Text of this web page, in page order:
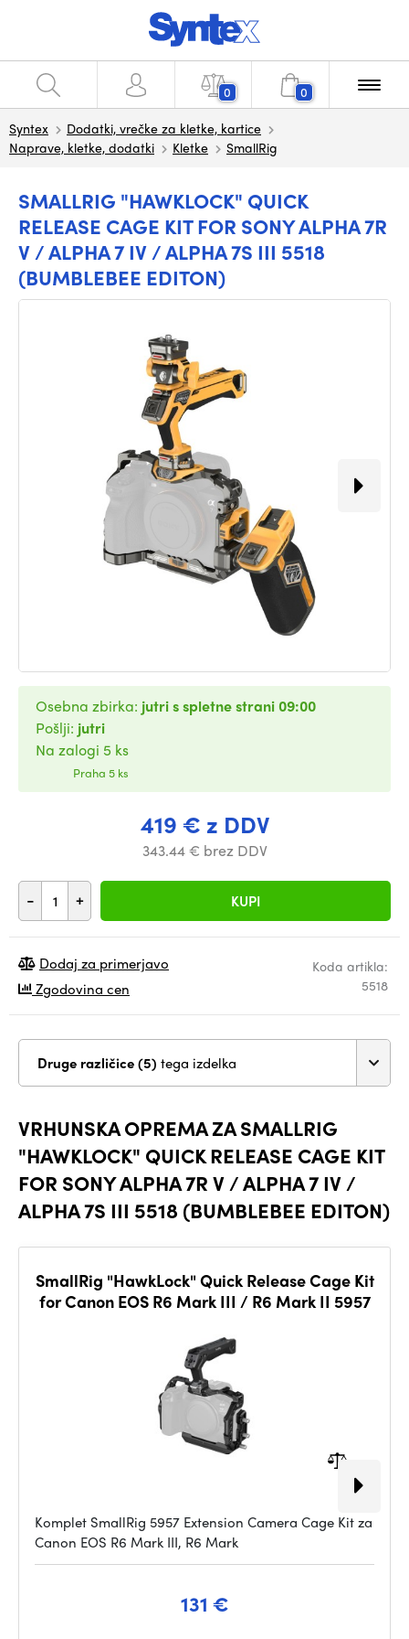
0 0
Syntex
Dodatki, vrečke za kletke, kartice
Naprave, kletke, dodatki
Kletke SmallRig
SMALLRIG "HAWKLOCK" QUICK
RELEASE CAGE KIT FOR SONY ALPHA 7R
V / ALPHA 7 IV / ALPHA 7S III 5518
(BUMBLEBEE EDITON)
419 € z DDV
343.44 € brez DDV
- + KUPI
Osebna zbirka: jutri s spletne strani 09:00
Pošlji: jutri
Na zalogi 5 ks
Praha 5 ks
Koda artikla:
5518
Dodaj za primerjavo
Zgodovina cen
Druge različice (5) tega izdelka
VRHUNSKA OPREMA ZA SMALLRIG
"HAWKLOCK" QUICK RELEASE CAGE KIT
FOR SONY ALPHA 7R V / ALPHA 7 IV /
ALPHA 7S III 5518 (BUMBLEBEE EDITON)
SmallRig "HawkLock" Quick Release Cage Kit
for Canon EOS R6 Mark III / R6 Mark II 5957
Komplet SmallRig 5957 Extension Camera Cage Kit za
Canon EOS R6 Mark III, R6 Mark
131 €